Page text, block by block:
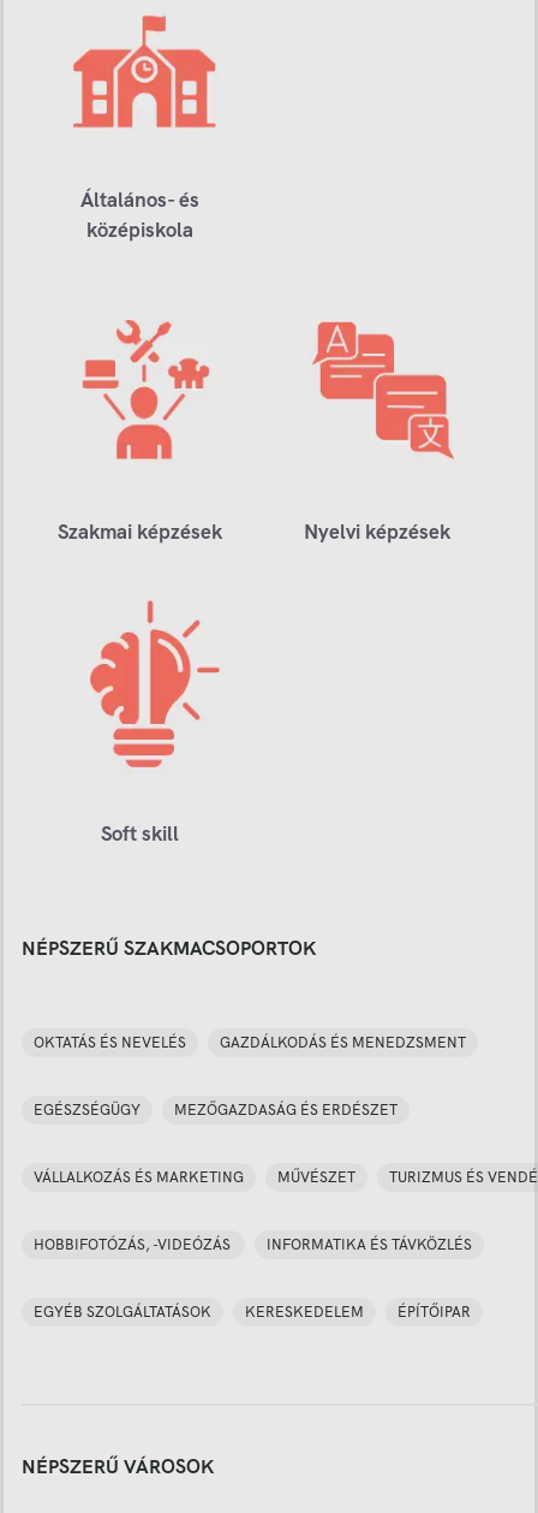
Általános- és
középiskola
Szakmai képzések Nyelvi képzések
Soft skill
NÉPSZERŰ SZAKMACSOPORTOK
OKTATÁS ÉS NEVELÉS GAZDÁLKODÁS ÉS MENEDZSMENT
EGÉSZSÉGÜGY MEZŐGAZDASÁG ÉS ERDÉSZET
VÁLLALKOZÁS ÉS MARKETING MŰVÉSZET TURIZMUS ÉS
HOBBIFOTÓZÁS, -VIDEÓZÁS INFORMATIKA ÉS TÁVKÖZLÉS
EGYÉB SZOLGÁLTATÁSOK KERESKEDELEM ÉPÍTŐIPAR
NÉPSZERŰ VÁROSOK